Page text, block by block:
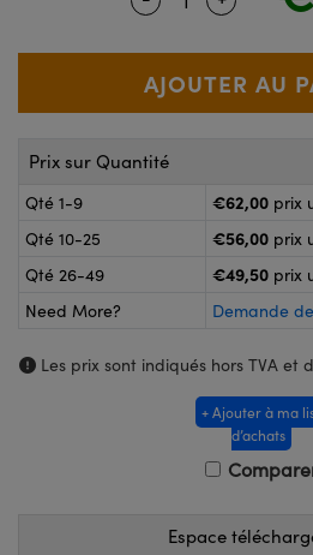
de Poche ou à Mesure Directe
: Caméras
Optiques Lightpath
Prix sur Quantité
Qté 1-9 €62,00 prix
Qté 10-25
€56,00 prix
Qté 26-49
€49,50 prix
Need More?
Demande
Les prix sont indiqués hors TVA et
+ Ajouter à ma
d’achats
Espace